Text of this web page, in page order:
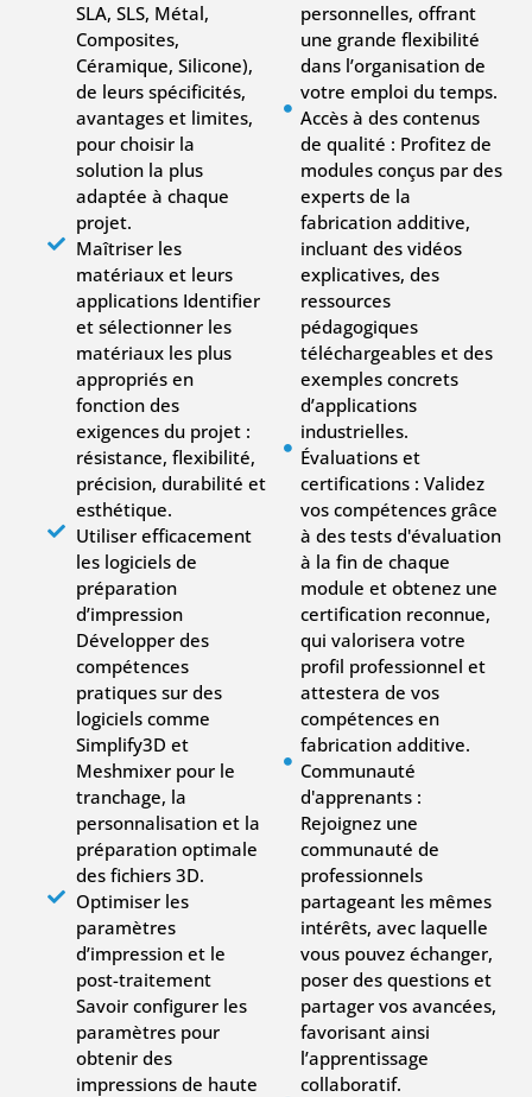
SLA, SLS, Métal,
Composites,
Céramique, Silicone),
de leurs spécificités,
avantages et limites,
pour choisir la
solution la plus
adaptée à chaque
projet.
Maîtriser les
matériaux et leurs
applications Identifier
et sélectionner les
matériaux les plus
appropriés en
fonction des
exigences du projet :
résistance, flexibilité,
précision, durabilité et
esthétique.
Utiliser efficacement
les logiciels de
préparation
d’impression
Développer des
compétences
pratiques sur des
logiciels comme
Simplify3D et
Meshmixer pour le
tranchage, la
personnalisation et la
préparation optimale
des fichiers 3D.
Optimiser les
paramètres
d’impression et le
post-traitement
Savoir configurer les
paramètres pour
obtenir des
impressions de haute
personnelles, offrant
une grande flexibilité
dans l’organisation de
votre emploi du temps.
Accès à des contenus
de qualité : Profitez de
modules conçus par des
experts de la
fabrication additive,
incluant des vidéos
explicatives, des
ressources
pédagogiques
téléchargeables et des
exemples concrets
d’applications
industrielles.
Évaluations et
certifications : Validez
vos compétences grâce
à des tests d'évaluation
à la fin de chaque
module et obtenez une
certification reconnue,
qui valorisera votre
profil professionnel et
attestera de vos
compétences en
fabrication additive.
Communauté
d'apprenants :
Rejoignez une
communauté de
professionnels
partageant les mêmes
intérêts, avec laquelle
vous pouvez échanger,
poser des questions et
partager vos avancées,
favorisant ainsi
l’apprentissage
collaboratif.